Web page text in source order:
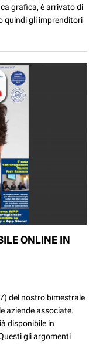
grafica, è arrivato di
quindi gli imprenditori
ONLINE IN
del nostro bimestrale
aziende associate.
disponibile in
gli argomenti